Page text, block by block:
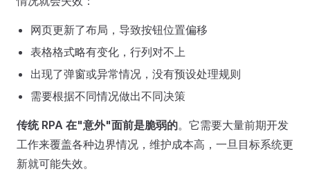
网页更新了布局，导致按钮位置偏移
表格格式略有变化，行列对不上
出现了弹窗或异常情况，没有预设处理规则
需要根据不同情况做出不同决策
传统 RPA 在"意外"面前是脆弱的。它需要大量前期开发
工作来覆盖各种边界情况，维护成本高，一旦目标系统更
新就可能失效。